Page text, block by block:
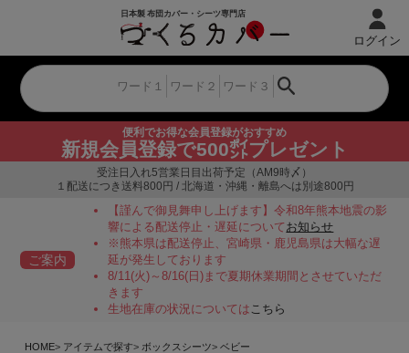
便利でお得な会員登録がおすすめ
新規会員登録で500㌽プレゼント
ログイン
受注日入れ5営業日目出荷予定（AM9時〆）
１配送につき送料800円 / 北海道・沖縄・離島へは別途800円
ご案内
【謹んで御見舞申し上げます】令和8年熊本地震の影
響による配送停止・遅延についてお知らせ
※熊本県は配送停止、宮崎県・鹿児島県は大幅な遅
延が発生しております
8/11(火)～8/16(日)まで夏期休業期間とさせていただ
きます
生地在庫の状況についてはこちら
HOME アイテムで探す ボックスシーツ
ベビー